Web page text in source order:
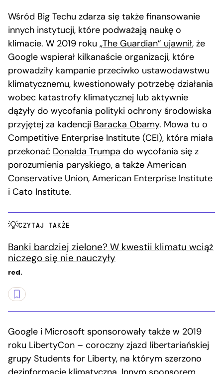
Wśród Big Techu zdarza się także finansowanie
innych instytucji, które podważają naukę o
klimacie. W 2019 roku „The Guardian” ujawnił, że
Google wspierał kilkanaście organizacji, które
prowadziły kampanie przeciwko ustawodawstwu
klimatycznemu, kwestionowały potrzebę działania
wobec katastrofy klimatycznej lub aktywnie
dążyły do wycofania polityki ochrony środowiska
przyjętej za kadencji Baracka Obamy. Mowa tu o
Competitive Enterprise Institute (CEI), która miała
przekonać Donalda Trumpa do wycofania się z
porozumienia paryskiego, a także American
Conservative Union, American Enterprise Institute
i Cato Institute.
CZYTAJ TAKŻE
Banki bardziej zielone? W kwestii klimatu wciąż
niczego się nie nauczyły
red.
Google i Microsoft sponsorowały także w 2019
roku LibertyCon – coroczny zjazd libertariańskiej
grupy Students for Liberty, na którym szerzono